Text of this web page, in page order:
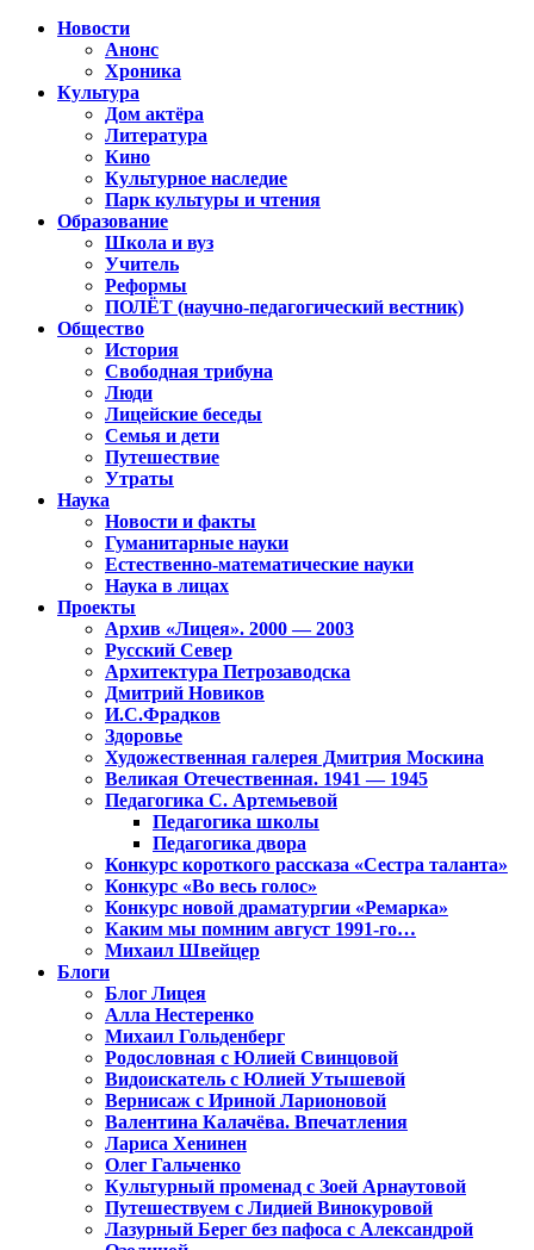
Новости
Анонс
Хроника
Культура
Дом актёра
Литература
Кино
Культурное наследие
Парк культуры и чтения
Образование
Школа и вуз
Учитель
Реформы
ПОЛЁТ (научно-педагогический вестник)
Общество
История
Свободная трибуна
Люди
Лицейские беседы
Семья и дети
Путешествие
Утраты
Наука
Новости и факты
Гуманитарные науки
Естественно-математические науки
Наука в лицах
Проекты
Архив «Лицея». 2000 — 2003
Русский Север
Архитектура Петрозаводска
Дмитрий Новиков
И.С.Фрадков
Здоровье
Художественная галерея Дмитрия Москина
Великая Отечественная. 1941 — 1945
Педагогика С. Артемьевой
Педагогика школы
Педагогика двора
Конкурс короткого рассказа «Сестра таланта»
Конкурс «Во весь голос»
Конкурс новой драматургии «Ремарка»
Каким мы помним август 1991-го…
Михаил Швейцер
Блоги
Блог Лицея
Алла Нестеренко
Михаил Гольденберг
Родословная с Юлией Свинцовой
Видоискатель с Юлией Утышевой
Вернисаж с Ириной Ларионовой
Валентина Калачёва. Впечатления
Лариса Хенинен
Олег Гальченко
Культурный променад с Зоей Арнаутовой
Путешествуем с Лидией Винокуровой
Лазурный Берег без пафоса с Александрой